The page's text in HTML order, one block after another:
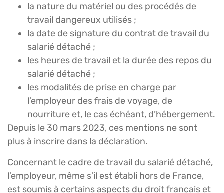
la nature du matériel ou des procédés de
travail dangereux utilisés ;
la date de signature du contrat de travail du
salarié détaché ;
les heures de travail et la durée des repos du
salarié détaché ;
les modalités de prise en charge par
l’employeur des frais de voyage, de
nourriture et, le cas échéant, d’hébergement.
Depuis le 30 mars 2023, ces mentions ne sont
plus à inscrire dans la déclaration.
Concernant le cadre de travail du salarié détaché,
l’employeur, même s’il est établi hors de France,
est soumis à certains aspects du droit français et